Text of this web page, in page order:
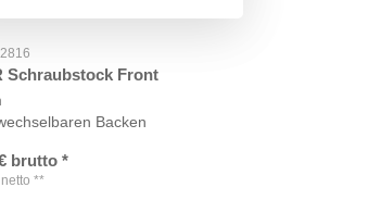
Schraubstock Front
Backen
brutto *
netto **